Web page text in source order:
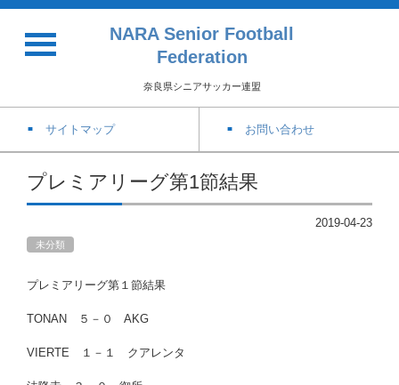
NARA Senior Football
Federation
奈良県シニアサッカー連盟
サイトマップ お問い合わせ
プレミアリーグ第1節結果
2019-04-23
未分類
プレミアリーグ第１節結果
TONAN ５－０ AKG
VIERTE １－１ クアレンタ